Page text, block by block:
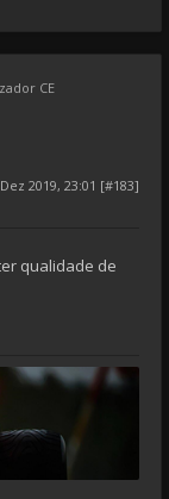
CE
2019, 23:01 [#183]
qualidade de